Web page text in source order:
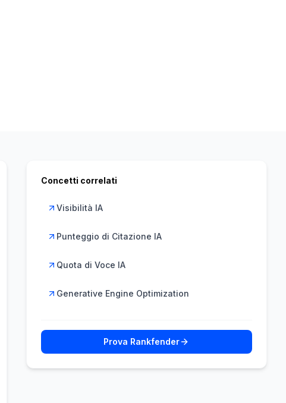
Concetti correlati
Visibilità IA
Punteggio di Citazione IA
Quota di Voce IA
Generative Engine Optimization
Prova Rankfender